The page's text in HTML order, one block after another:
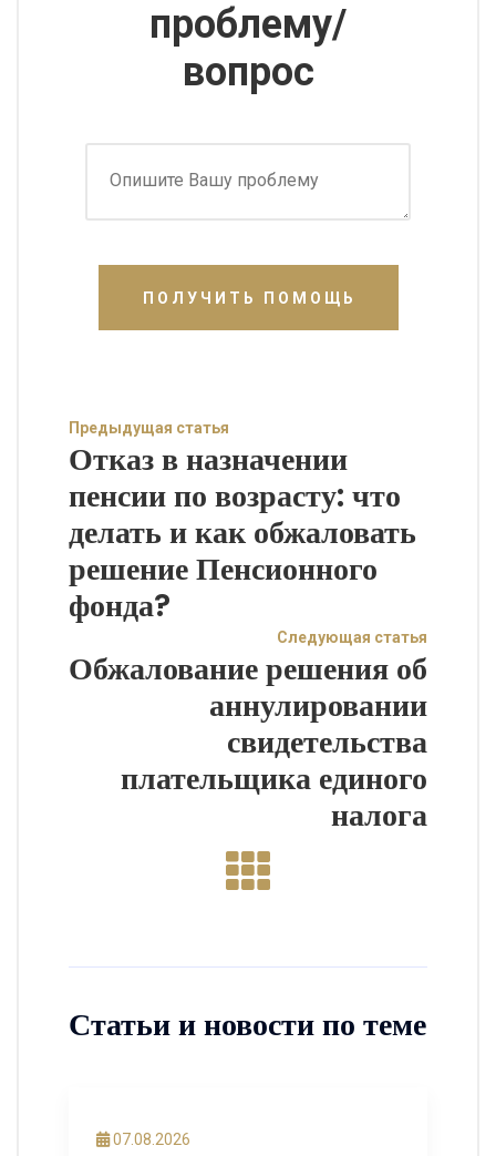
проблему/
вопрос
ПОЛУЧИТЬ ПОМОЩЬ
Предыдущая статья
Отказ в назначении
пенсии по возрасту: что
делать и как обжаловать
решение Пенсионного
фонда?
Следующая статья
Обжалование решения об
аннулировании
свидетельства
плательщика единого
налога
Статьи и новости по теме
07.08.2026